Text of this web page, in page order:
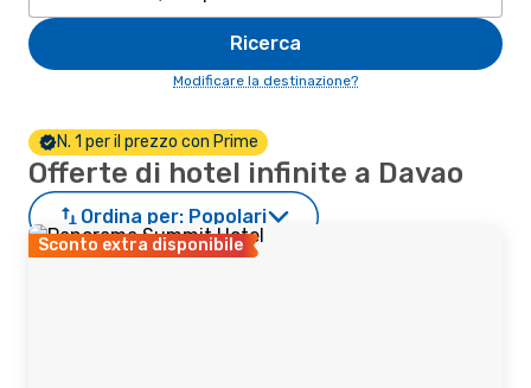
Ricerca
Modificare la destinazione?
N. 1 per il prezzo con Prime
Offerte di hotel infinite a Davao
Ordina per: Popolari
Sconto extra disponibile